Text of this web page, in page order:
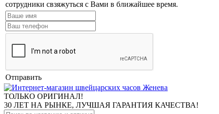
сотрудники свзяжуться с Вами в ближайшее время.
Отправить
ТОЛЬКО ОРИГИНАЛ!
30 ЛЕТ НА РЫНКЕ, ЛУЧШАЯ ГАРАНТИЯ КАЧЕСТВА!